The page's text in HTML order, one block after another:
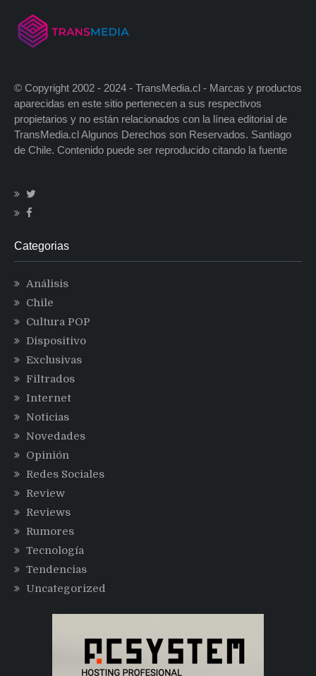
© Copyright 2002 - 2024 - TransMedia.cl - Marcas y productos
aparecidas en este sitio pertenecen a sus respectivos
propietarios y no están relacionados con la línea editorial de
TransMedia.cl Algunos Derechos son Reservados. Santiago
de Chile. Contenido puede ser reproducido citando la fuente
Categorias
Análisis
Chile
Cultura POP
Dispositivo
Exclusivas
Filtrados
Internet
Noticias
Novedades
Opinión
Redes Sociales
Review
Reviews
Rumores
Tecnología
Tendencias
Uncategorized